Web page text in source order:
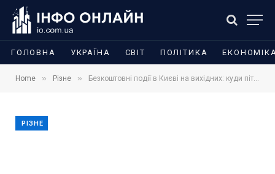
ГОЛОВНА УКРАЇНА СВІТ ПОЛІТИКА
Home » Різне » Безкоштовні події в Києві на вихідних: куди піти 27–28 червня
РІЗНЕ